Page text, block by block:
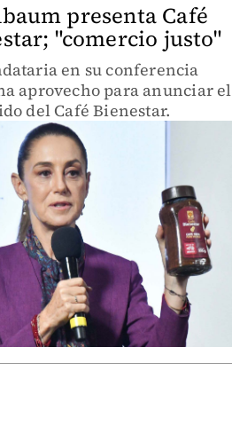
presenta Café
"comercio justo"
en su conferencia
aprovecho para anunciar el
del Café Bienestar.